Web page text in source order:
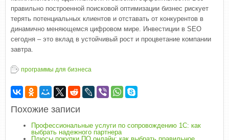
правильно построенной поисковой оптимизации бизнес рискует
терять потенциальных клиентов и отставать от конкурентов в
динамично меняющемся цифровом мире. Инвестиции в SEO
сегодня – это вклад в устойчивый рост и процветание компании
завтра.
программы для бизнеса
Похожие записи
Профессиональные услуги по сопровождению 1С: как
выбрать надежного партнера